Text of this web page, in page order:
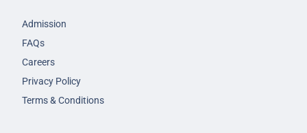
Admission
FAQs
Careers
Privacy Policy
Terms & Conditions